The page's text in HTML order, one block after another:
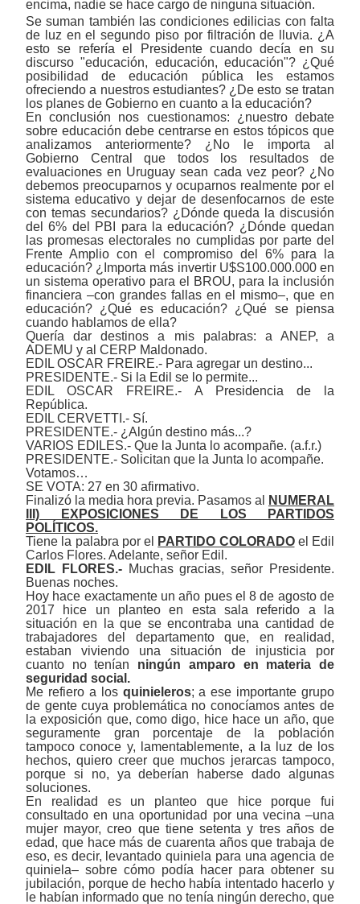
encima, nadie se hace cargo de ninguna situación.
Se suman también las condiciones edilicias con falta
de luz en el segundo piso por filtración de lluvia. ¿A
esto se refería el Presidente cuando decía en su
discurso "educación, educación, educación"? ¿Qué
posibilidad de educación pública les estamos
ofreciendo a nuestros estudiantes? ¿De esto se tratan
los planes de Gobierno en cuanto a la educación?
En conclusión nos cuestionamos: ¿nuestro debate
sobre educación debe centrarse en estos tópicos que
analizamos anteriormente? ¿No le importa al
Gobierno Central que todos los resultados de
evaluaciones en Uruguay sean cada vez peor? ¿No
debemos preocuparnos y ocuparnos realmente por el
sistema educativo y dejar de desenfocarnos de este
con temas secundarios? ¿Dónde queda la discusión
del 6% del PBI para la educación? ¿Dónde quedan
las promesas electorales no cumplidas por parte del
Frente Amplio con el compromiso del 6% para la
educación? ¿Importa más invertir U$S100.000.000 en
un sistema operativo para el BROU, para la inclusión
financiera ‒con grandes fallas en el mismo‒, que en
educación? ¿Qué es educación? ¿Qué se piensa
cuando hablamos de ella?
Quería dar destinos a mis palabras: a ANEP, a
ADEMU y al CERP Maldonado.
EDIL OSCAR FREIRE.- Para agregar un destino...
PRESIDENTE.- Si la Edil se lo permite...
EDIL OSCAR FREIRE.- A Presidencia de la
República.
EDIL CERVETTI.- Sí.
PRESIDENTE.- ¿Algún destino más...?
VARIOS EDILES.- Que la Junta lo acompañe. (a.f.r.)
PRESIDENTE.- Solicitan que la Junta lo acompañe.
Votamos…
SE VOTA: 27 en 30 afirmativo.
Finalizó la media hora previa. Pasamos al
NUMERAL
III) EXPOSICIONES DE LOS PARTIDOS
POLÍTICOS.
Tiene la palabra por el
PARTIDO COLORADOel Edil
Carlos Flores. Adelante, señor Edil.
EDIL FLORES.- Muchas gracias, señor Presidente.
Buenas noches.
Hoy hace exactamente un año pues el 8 de agosto de
2017 hice un planteo en esta sala referido a la
situación en la que se encontraba una cantidad de
trabajadores del departamento que, en realidad,
estaban viviendo una situación de injusticia por
cuanto no tenían ningún amparo en materia de
seguridad social.
Me refiero a los quinieleros; a ese importante grupo
de gente cuya problemática no conocíamos antes de
la exposición que, como digo, hice hace un año, que
seguramente gran porcentaje de la población
tampoco conoce y, lamentablemente, a la luz de los
hechos, quiero creer que muchos jerarcas tampoco,
porque si no, ya deberían haberse dado algunas
soluciones.
En realidad es un planteo que hice porque fui
consultado en una oportunidad por una vecina ‒una
mujer mayor, creo que tiene setenta y tres años de
edad, que hace más de cuarenta años que trabaja de
eso, es decir, levantado quiniela para una agencia de
quiniela‒ sobre cómo podía hacer para obtener su
jubilación, porque de hecho había intentado hacerlo y
le habían informado que no tenía ningún derecho, que